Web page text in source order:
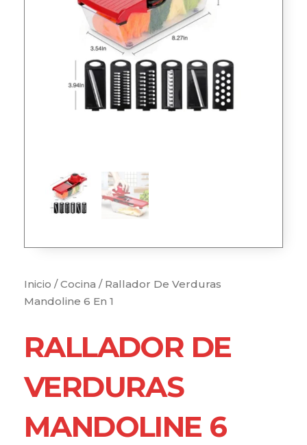
Inicio /Cocina / Rallador De Verduras
Mandoline 6 En 1
RALLADOR DE
VERDURAS
MANDOLINE 6